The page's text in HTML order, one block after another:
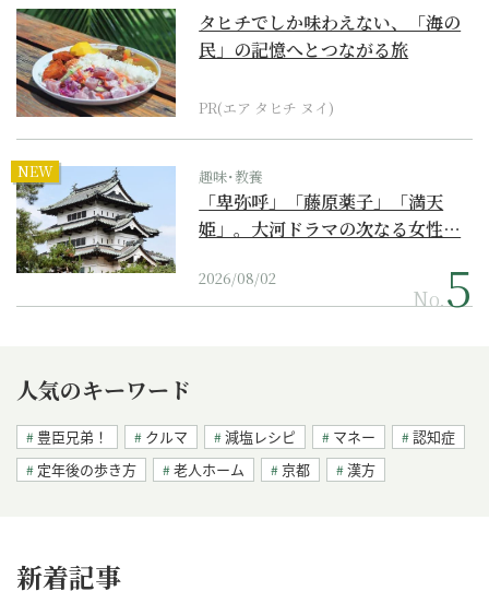
タヒチでしか味わえない、「海の
民」の記憶へとつながる旅
PR(エア タヒチ ヌイ)
NEW 趣味･教養
「卑弥呼」「藤原薬子」「満天
姫」。大河ドラマの次なる女性…
2026/08/02
No.
人気のキーワード
豊臣兄弟！ クルマ 減塩レシピ マネー
認知症
定年後の歩き方
老人ホーム 京都 漢方
新着記事